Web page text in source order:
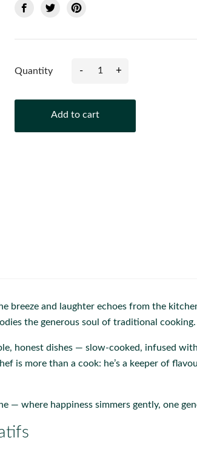
Quantity - +
Add to cart
breeze and laughter echoes from the
the generous soul of traditional cooking.
honest dishes — slow-cooked, infused
is more than a cook: he’s a keeper of
where happiness simmers gently, one